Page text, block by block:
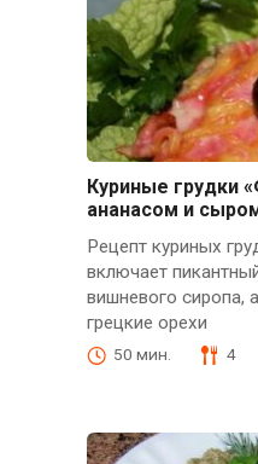
Куриные грудки
ананасом и
Рецепт куриных
включает
вишневого сиропа,
грецкие орехи
50 мин. 4